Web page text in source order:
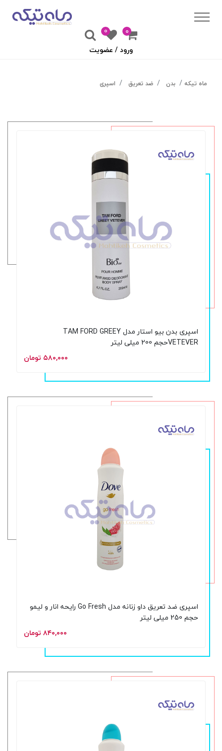
۰
0
ورود / عضویت
ماه تیکه بدن ضد تعریق اسپری
اسپری بدن بیو استار مدل TAM FORD GREEY
VETEVERحجم 200 میلی لیتر
۵۸۰,۰۰۰ تومان
اسپری ضد تعریق داو زنانه مدل Go Fresh رایحه انار و لیمو
حجم 250 میلی لیتر
۸۴۰,۰۰۰ تومان